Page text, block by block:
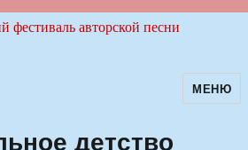
авторскойМЕНЮ
детство